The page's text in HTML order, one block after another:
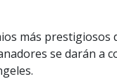
más prestigiosos
se darán a